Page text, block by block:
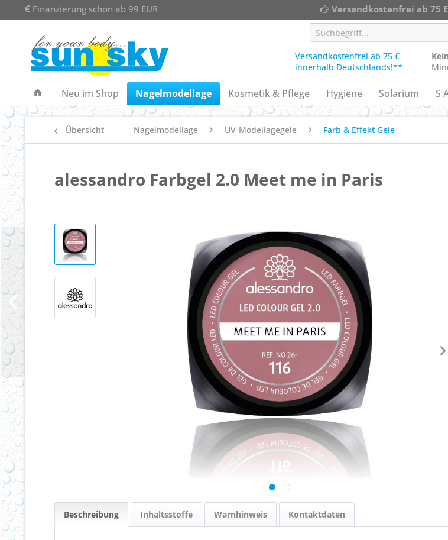
Finanzierung schon ab 99 EUR Versandkostenfrei ab 75
Versandkostenfrei ab 75 €
innerhalb Deutschlands!**
Kein
Neu im Shop Nagelmodellage Kosmetik & Pflege Hygiene Solarium S
Übersicht Nagelmodellage UV-Modellagegele Farb & Effekt Gele
alessandro Farbgel 2.0 Meet me in Paris
Beschreibung Inhaltsstoffe Warnhinweis Kontaktdaten